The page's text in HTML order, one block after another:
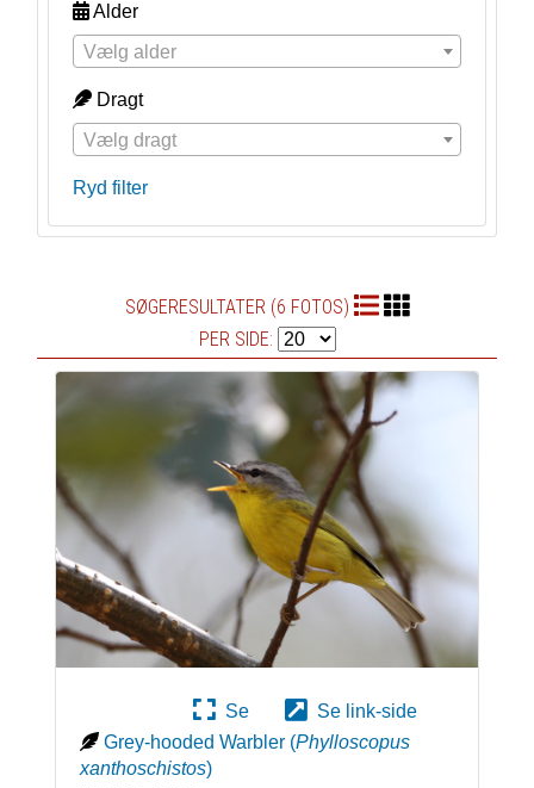
Alder
Vælg alder
Dragt
Vælg dragt
Ryd filter
SØGERESULTATER (6 FOTOS)
PER SIDE:
Se
Se link-side
Grey-hooded Warbler (Phylloscopus
xanthoschistos)